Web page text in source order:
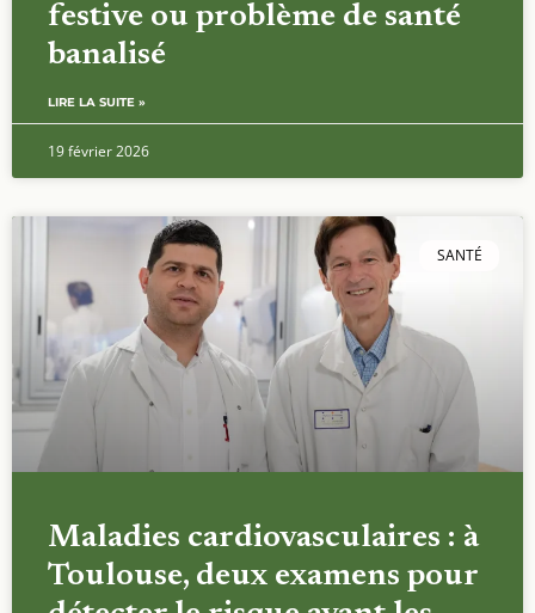
festive ou problème de santé
banalisé
LIRE LA SUITE »
19 février 2026
SANTÉ
Maladies cardiovasculaires : à
Toulouse, deux examens pour